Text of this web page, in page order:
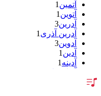
آتمین 1
آتوین 1
آدرین3
آدرین آذری 1
آدوین3
آدین 1
آدینه 1